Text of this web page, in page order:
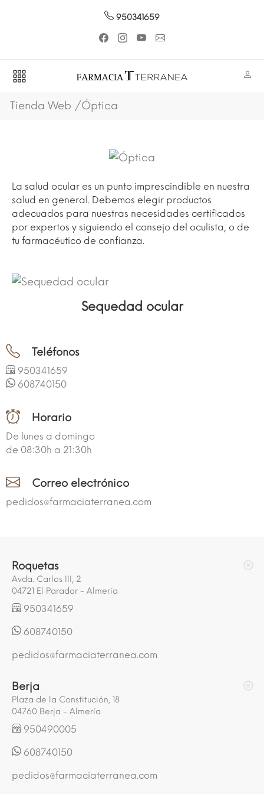
950341659
Tienda Web Óptica
La salud ocular es un punto imprescindible en nuestra
salud en general. Debemos elegir productos
adecuados para nuestras necesidades certificados
por expertos y siguiendo el consejo del oculista, o de
tu farmacéutico de confianza.
Sequedad ocular
Teléfonos
950341659
608740150
Horario
De lunes a domingo
de 08:30h a 21:30h
Correo electrónico
pedidos@farmaciaterranea.com
Roquetas
Avda. Carlos III, 2
04721 El Parador - Almería
950341659
608740150
pedidos@farmaciaterranea.com
Berja
Plaza de la Constitución, 18
04760 Berja - Almería
950490005
608740150
pedidos@farmaciaterranea.com